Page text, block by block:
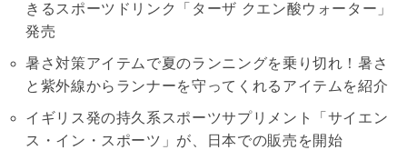
きるスポーツドリンク「ターザ クエン酸ウォーター」
発売
暑さ対策アイテムで夏のランニングを乗り切れ！暑さ
と紫外線からランナーを守ってくれるアイテムを紹介
イギリス発の持久系スポーツサプリメント「サイエン
ス・イン・スポーツ」が、日本での販売を開始